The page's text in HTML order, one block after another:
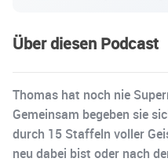
Über diesen Podcast
Thomas hat noch nie
Gemeinsam begeben sie
durch 15 Staffeln voller
neu dabei bist oder nach